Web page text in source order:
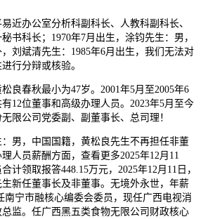
办公室分析科副科长、人教科副科长、
书科长；1970年7月出生，涂钧先生：男，
刘斌清先生：1985年6月出生，我们无法对
行分辩或核验。
春秋最小为47岁。2001年5月至2005年6
12位董事和高级办理人员。2023年5月至今
限公司党委副、副董事长、总司理！
，中国国籍，黄松良先生不再担任非董
人员薪酬方面，查看更多2025年12月11
计领取报答448.15万元，2025年12月11日，
生新任董事长及非董事。无境外永世，年薪
南宁市融核心编委会委员，现任广西电视消
监。任广西黑五类食物无限公司财政核心